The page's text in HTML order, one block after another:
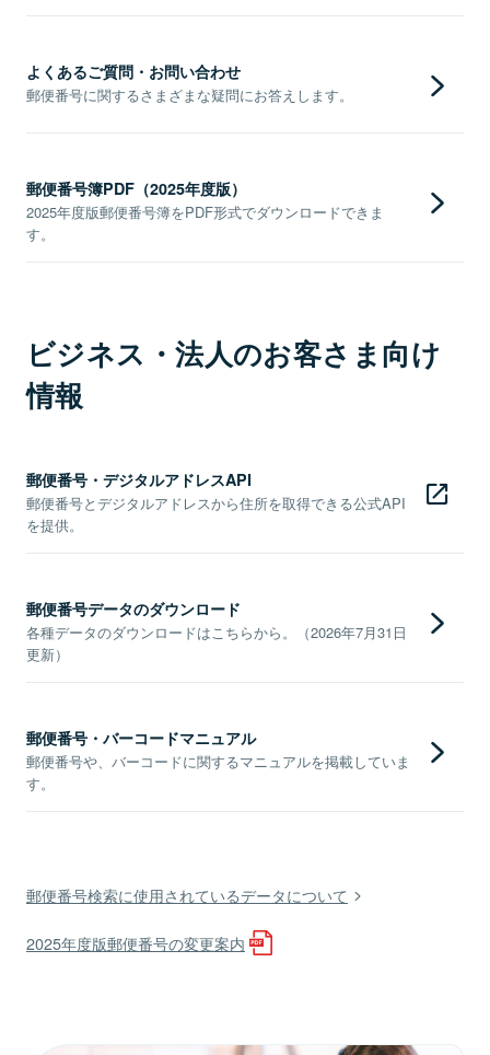
よくあるご質問・お問い合わせ
郵便番号に関するさまざまな疑問にお答えします。
郵便番号簿PDF（2025年度版）
2025年度版郵便番号簿をPDF形式でダウンロードできま
す。
ビジネス・法人のお客さま向け
情報
郵便番号・デジタルアドレスAPI
郵便番号とデジタルアドレスから住所を取得できる公式API
を提供。
郵便番号データのダウンロード
各種データのダウンロードはこちらから。（2026年7月31日
更新）
郵便番号・バーコードマニュアル
郵便番号や、バーコードに関するマニュアルを掲載していま
す。
郵便番号検索に使用されているデータについて
2025年度版郵便番号の変更案内